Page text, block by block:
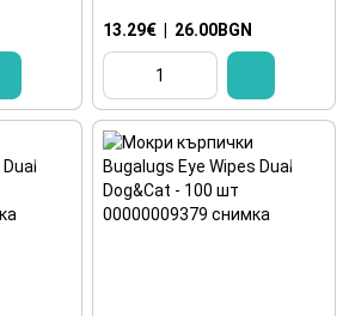
13.29€ | 26.00BGN